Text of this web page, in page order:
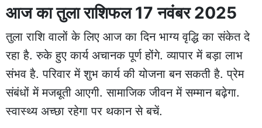
आज का तुला राशिफल 17 नवंबर 2025
तुला राशि वालों के लिए आज का दिन भाग्य वृद्धि का संकेत दे
रहा है. रुके हुए कार्य अचानक पूर्ण होंगे. व्यापार में बड़ा लाभ
संभव है. परिवार में शुभ कार्य की योजना बन सकती है. प्रेम
संबंधों में मजबूती आएगी. सामाजिक जीवन में सम्मान बढ़ेगा.
स्वास्थ्य अच्छा रहेगा पर थकान से बचें.